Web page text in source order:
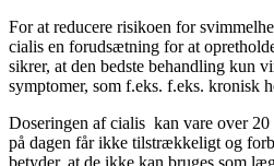
For at reducere risikoen for
cialis en forudsætning for at
sikrer, at den bedste behandling kun
symptomer, som f.eks. f.eks. kronisk
Doseringen af cialis kan vare over 20
på dagen får ikke tilstrækkeligt og
betyder, at de ikke kan bruges som